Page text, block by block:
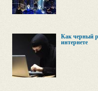
Как черный
интернете